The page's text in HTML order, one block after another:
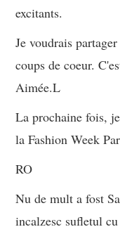
excitants.
Je voudrais
coups de coeur.
Aimée.L
La prochaine fois,
la Fashion Week
RO
Nu de mult a fost
incalzesc sufletul